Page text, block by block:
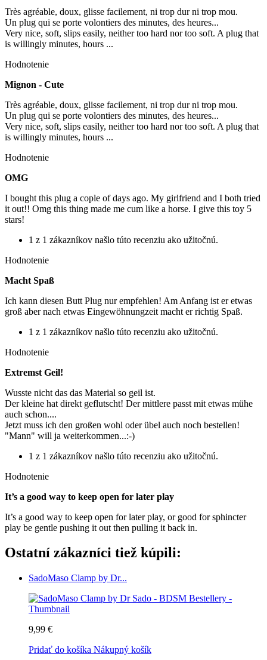
Très agréable, doux, glisse facilement, ni trop dur ni trop mou.
Un plug qui se porte volontiers des minutes, des heures...
Very nice, soft, slips easily, neither too hard nor too soft. A plug that
is willingly minutes, hours ...
Hodnotenie
Mignon - Cute
Très agréable, doux, glisse facilement, ni trop dur ni trop mou.
Un plug qui se porte volontiers des minutes, des heures...
Very nice, soft, slips easily, neither too hard nor too soft. A plug that
is willingly minutes, hours ...
Hodnotenie
OMG
I bought this plug a cople of days ago. My girlfriend and I both tried
it out!! Omg this thing made me cum like a horse. I give this toy 5
stars!
1 z 1 zákazníkov našlo túto recenziu ako užitočnú.
Hodnotenie
Macht Spaß
Ich kann diesen Butt Plug nur empfehlen! Am Anfang ist er etwas
groß aber nach etwas Eingewöhnungzeit macht er richtig Spaß.
1 z 1 zákazníkov našlo túto recenziu ako užitočnú.
Hodnotenie
Extremst Geil!
Wusste nicht das das Material so geil ist.
Der kleine hat direkt geflutscht! Der mittlere passt mit etwas mühe
auch schon....
Jetzt muss ich den großen wohl oder übel auch noch bestellen!
"Mann" will ja weiterkommen...:-)
1 z 1 zákazníkov našlo túto recenziu ako užitočnú.
Hodnotenie
It’s a good way to keep open for later play
It’s a good way to keep open for later play, or good for sphincter
play be gentle pushing it out then pulling it back in.
Ostatní zákazníci tiež kúpili:
SadoMaso Clamp by Dr...
9,99 €
Pridať do košíka Nákupný košík